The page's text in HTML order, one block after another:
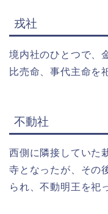
戎社
境内社のひとつで、
比売命、事代主命を
不動社
西側に隣接していた
寺となったが、その
られ、不動明王を祀